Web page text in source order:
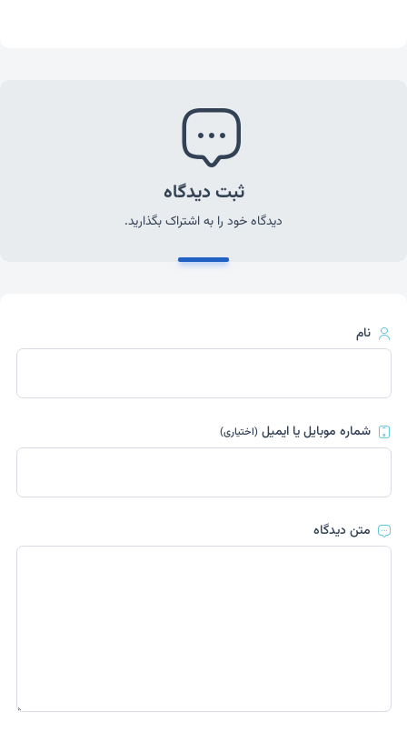
ثبت دیدگاه
دیدگاه خود را به اشتراک بگذارید.
نام
شماره موبایل یا ایمیل(اختیاری)
متن دیدگاه